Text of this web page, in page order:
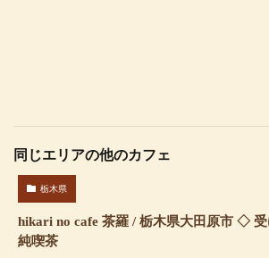
同じエリアの他のカフェ
栃木県
hikari no cafe 茶羅 / 栃木県大田原市 ◇
純喫茶